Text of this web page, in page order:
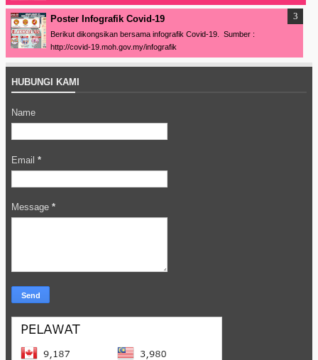
Poster Infografik Covid-19
Berikut dikongsikan bersama infografik Covid-19. Sumber :
http://covid-19.moh.gov.my/infografik
HUBUNGI KAMI
Name
Email *
Message *